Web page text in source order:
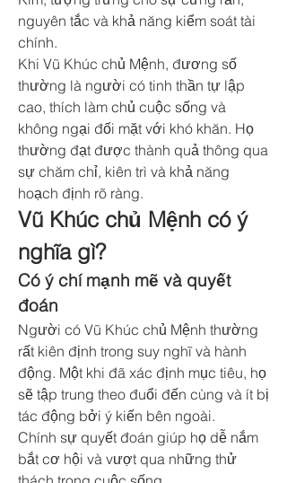
nguyên tắc và khả năng kiểm soát tài
chính.
Khi Vũ Khúc chủ Mệnh, đương số
thường là người có tinh thần tự lập
cao, thích làm chủ cuộc sống và
không ngại đối mặt với khó khăn. Họ
thường đạt được thành quả thông qua
sự chăm chỉ, kiên trì và khả năng
hoạch định rõ ràng.
Vũ Khúc chủ Mệnh có ý
nghĩa gì?
Có ý chí mạnh mẽ và quyết
đoán
Người có Vũ Khúc chủ Mệnh thường
rất kiên định trong suy nghĩ và hành
động. Một khi đã xác định mục tiêu, họ
sẽ tập trung theo đuổi đến cùng và ít bị
tác động bởi ý kiến bên ngoài.
Chính sự quyết đoán giúp họ dễ nắm
bắt cơ hội và vượt qua những thử